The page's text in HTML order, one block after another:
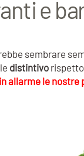
e
sembrare
distintivo
allarme le nostre